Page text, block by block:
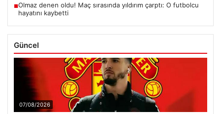
■Olmaz denen oldu! Maç sırasında yıldırım çarptı: O futbolcu
hayatını kaybetti
Güncel
07/08/2026